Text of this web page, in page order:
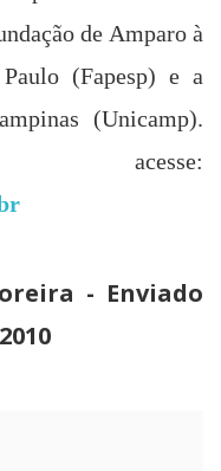
de Amparo à
(Fapesp) e a
(Unicamp).
acesse:
- Enviado